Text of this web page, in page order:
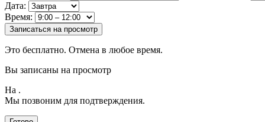
Дата:
Время:
Записаться на просмотр
Это бесплатно. Отмена в любое время.
Вы записаны на просмотр
На .
Мы позвоним для подтверждения.